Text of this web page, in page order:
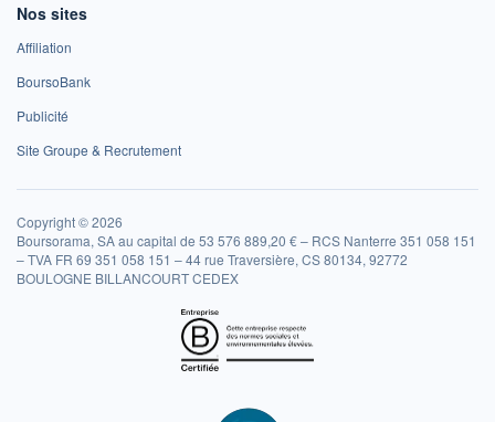
Nos sites
Affiliation
BoursoBank
Publicité
Site Groupe & Recrutement
Copyright © 2026
Boursorama, SA au capital de 53 576 889,20 € – RCS Nanterre 351 058 151
– TVA FR 69 351 058 151 – 44 rue Traversière, CS 80134, 92772
BOULOGNE BILLANCOURT CEDEX